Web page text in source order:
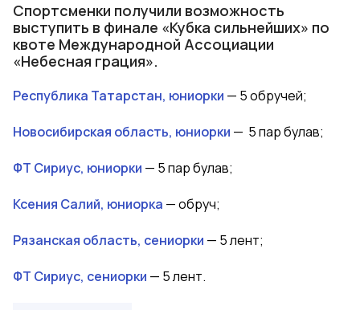
Спортсменки получили возможность
выступить в финале «Кубка сильнейших» по
квоте Международной Ассоциации
«Небесная грация».
Республика Татарстан, юниорки — 5 обручей;
Новосибирская область, юниорки — 5 пар булав;
ФТ Сириус, юниорки — 5 пар булав;
Ксения Салий, юниорка — обруч;
Рязанская область, сениорки — 5 лент;
ФТ Сириус, сениорки — 5 лент.